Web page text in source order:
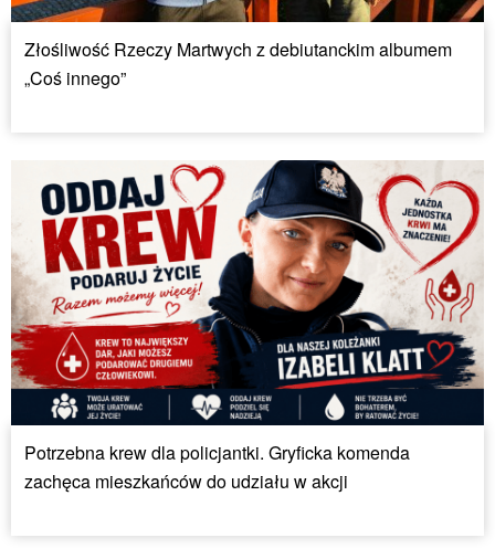
Złośliwość Rzeczy Martwych z debiutanckim albumem
„Coś innego”
Potrzebna krew dla policjantki. Gryficka komenda
zachęca mieszkańców do udziału w akcji